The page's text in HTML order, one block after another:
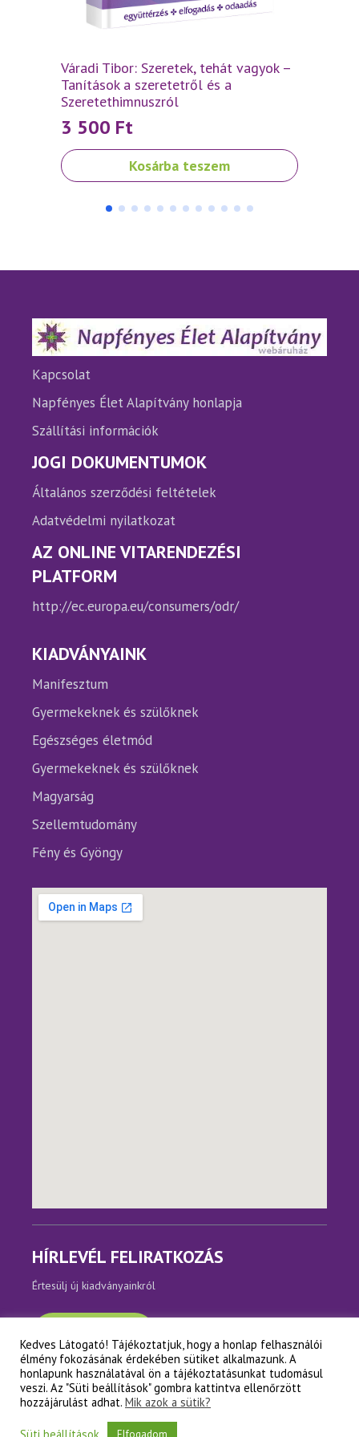
Váradi Tibor: Szeretek, tehát vagyok –
Tanítások a szeretetről és a
Szeretethimnuszról
3 500 Ft
Kosárba teszem
Kapcsolat
Napfényes Élet Alapítvány honlapja
Szállítási információk
JOGI DOKUMENTUMOK
Általános szerződési feltételek
Adatvédelmi nyilatkozat
AZ ONLINE VITARENDEZÉSI
PLATFORM
http://ec.europa.eu/consumers/odr/
KIADVÁNYAINK
Manifesztum
Gyermekeknek és szülőknek
Egészséges életmód
Gyermekeknek és szülőknek
Magyarság
Szellemtudomány
Fény és Gyöngy
HÍRLEVÉL FELIRATKOZÁS
Értesülj új kiadványainkról
Copyright © Napfényes Élet Alapítvány
Kedves Látogató! Tájékoztatjuk, hogy a honlap felhasználói
élmény fokozásának érdekében sütiket alkalmazunk. A
honlapunk használatával ön a tájékoztatásunkat tudomásul
veszi. Az "Süti beállítások" gombra kattintva ellenőrzött
hozzájárulást adhat. Mik azok a sütik?
Süti beállítások Elfogadom